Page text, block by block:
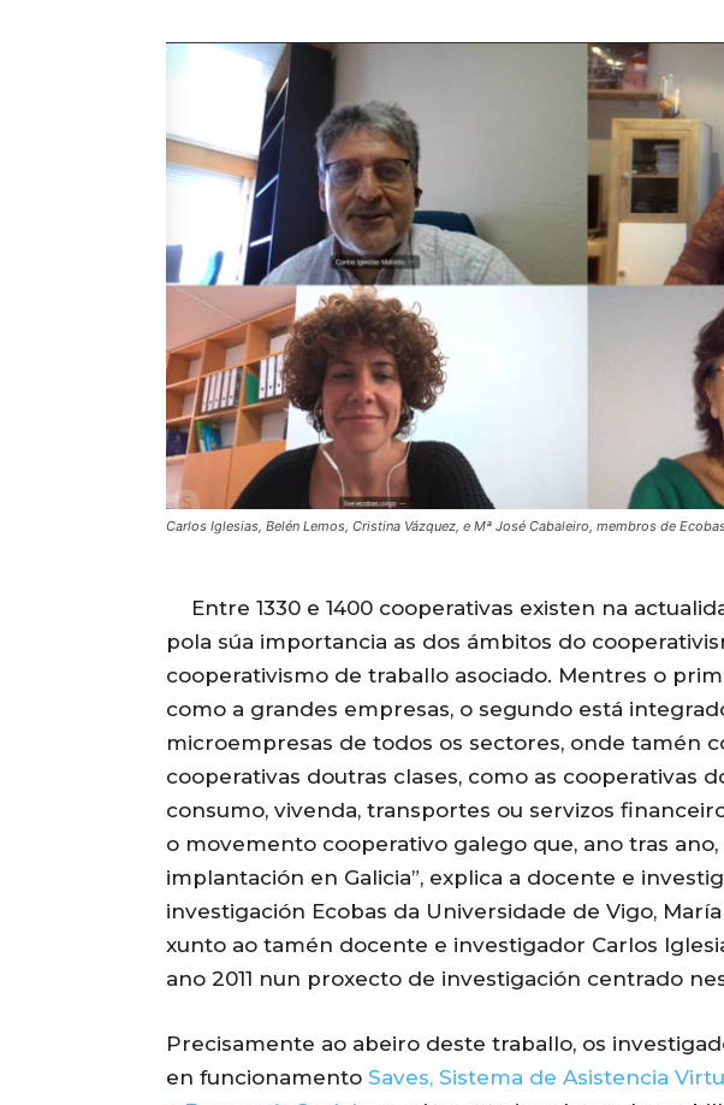
Carlos Iglesias, Belén Lemos, Cristina Vázquez, e Mª José Cabaleiro, membros de
Entre 1330 e 1400 cooperativas existen na
pola súa importancia as dos ámbitos do
cooperativismo de traballo asociado. Mentres o
como a grandes empresas, o segundo está
microempresas de todos os sectores, onde tamén
cooperativas doutras clases, como as cooperativas
consumo, vivenda, transportes ou servizos
o movemento cooperativo galego que, ano tras ano,
implantación en Galicia”, explica a docente e
investigación Ecobas da Universidade de Vigo, María
xunto ao tamén docente e investigador Carlos
ano 2011 nun proxecto de investigación centrado
Precisamente ao abeiro deste traballo, os
en funcionamento Saves, Sistema de Asistencia